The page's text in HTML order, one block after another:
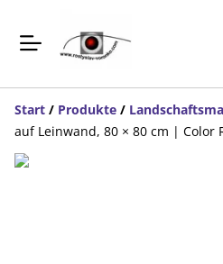
Start / Produkte /
auf Leinwand, 80 × 80 cm | Color